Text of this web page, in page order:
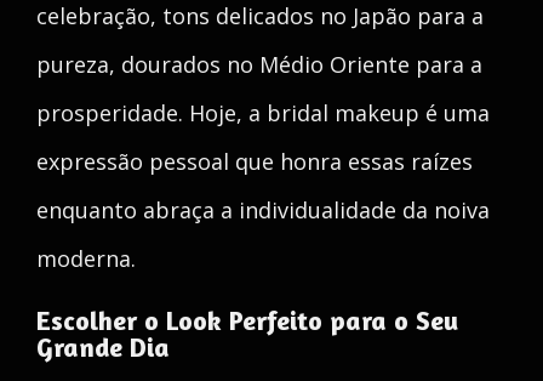
celebração, tons delicados no Japão para a
pureza, dourados no Médio Oriente para a
prosperidade. Hoje, a bridal makeup é uma
expressão pessoal que honra essas raízes
enquanto abraça a individualidade da noiva
moderna.
Escolher o Look Perfeito para o Seu
Grande Dia